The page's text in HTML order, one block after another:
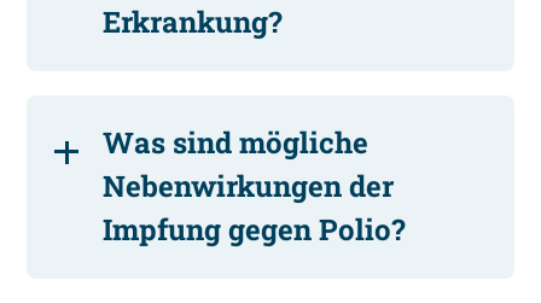
Erkrankung?
Was sind mögliche
Nebenwirkungen der
Impfung gegen Polio?